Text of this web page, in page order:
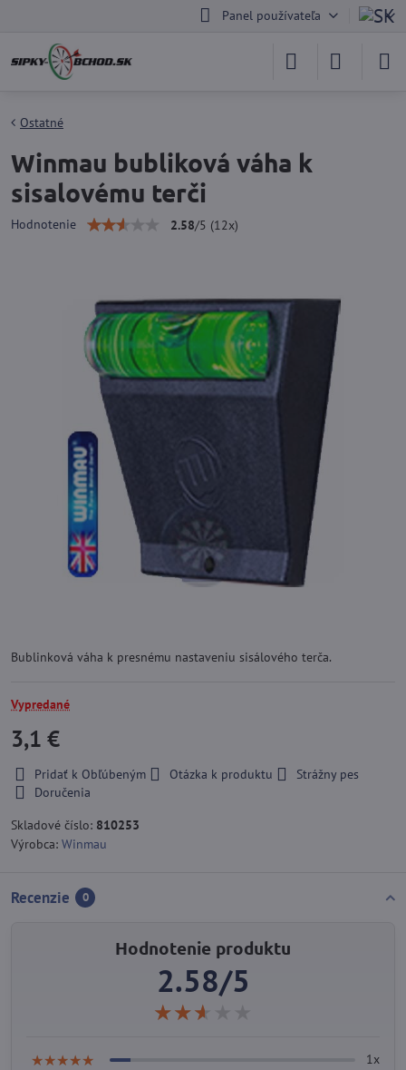
Panel používateľa
Ostatné
Winmau bubliková váha k
sisalovému terči
Hodnotenie 2.58/5 (12x)
Bublinková váha k presnému nastaveniu sisálového terča.
Vypredané
3,1 €
Pridať k Obľúbeným Otázka k produktu
Strážny pes
Doručenia
Skladové číslo: 810253
Výrobca: Winmau
Recenzie 0
Hodnotenie produktu
2.58/5
★★★★★
★★★★★
★★★★★
★★★★★
★★★★★
★★★★★ 1x